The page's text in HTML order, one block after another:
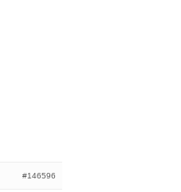
#146596